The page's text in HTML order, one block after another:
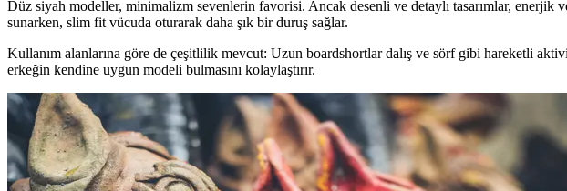
Düz siyah modeller, minimalizm sevenlerin favorisi. Ancak desenli ve detaylı tasarımlar, enerjik
sunarken, slim fit vücuda oturarak daha şık bir duruş sağlar.
Kullanım alanlarına göre de çeşitlilik mevcut: Uzun boardshortlar dalış ve sörf gibi hareketli
erkeğin kendine uygun modeli bulmasını kolaylaştırır.